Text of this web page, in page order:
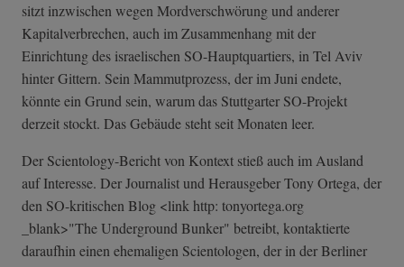
sitzt inzwischen wegen Mordverschwörung und anderer
Kapitalverbrechen, auch im Zusammenhang mit der
Einrichtung des israelischen SO-Hauptquartiers, in Tel Aviv
hinter Gittern. Sein Mammutprozess, der im Juni endete,
könnte ein Grund sein, warum das Stuttgarter SO-Projekt
derzeit stockt. Das Gebäude steht seit Monaten leer.
Der Scientology-Bericht von Kontext stieß auch im Ausland
auf Interesse. Der Journalist und Herausgeber Tony Ortega, der
den SO-kritischen Blog <link http: tonyortega.org
_blank>"The Underground Bunker" betreibt, kontaktierte
daraufhin einen ehemaligen Scientologen, der in der Berliner